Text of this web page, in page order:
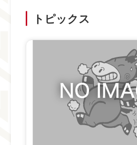
トピックス